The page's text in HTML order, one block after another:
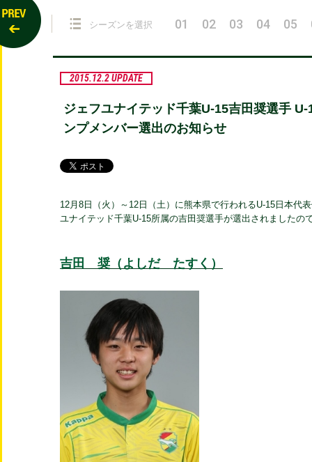
シーズンを選択 01 02 03 04 05
2015.12.2 UPDATE
ジェフユナイテッド千葉U-15吉田奨選手
ンプメンバー選出のお知らせ
12月8日（火）～12日（土）に熊本県で行われるU-15日本代
ユナイテッド千葉U-15所属の吉田奨選手が選出されましたの
吉田 奨（よしだ たすく）